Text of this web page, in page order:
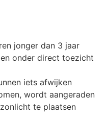
jonger dan 3 jaar
onder direct toezicht
iets afwijken
wordt aangeraden
te plaatsen